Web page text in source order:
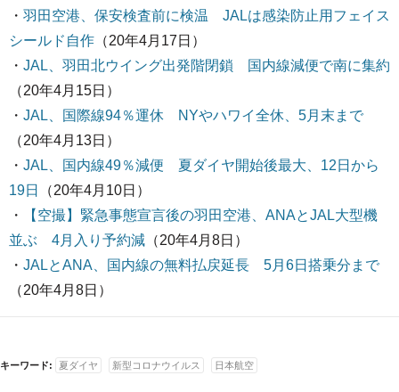
・ 羽田空港、保安検査前に検温 JALは感染防止用フェイス
シールド自作 （20年4月17日）
・ JAL、羽田北ウイング出発階閉鎖 国内線減便で南に集約
（20年4月15日）
・ JAL、国際線94％運休 NYやハワイ全休、5月末まで
（20年4月13日）
・ JAL、国内線49％減便 夏ダイヤ開始後最大、12日から
19日
（20年4月10日）
・
【空撮】緊急事態宣言後の羽田空港、ANAとJAL大型機
並ぶ 4月入り予約減 （20年4月8日）
・ JALとANA、国内線の無料払戻延長 5月6日搭乗分まで
（20年4月8日）
キーワード: 夏ダイヤ 新型コロナウイルス 日本航空